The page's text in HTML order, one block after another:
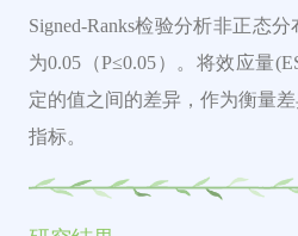
Signed-Ranks检验分析非正态分
为0.05（P≤0.05）。 将效应量
定的值之间的差异，作为衡量
指标。